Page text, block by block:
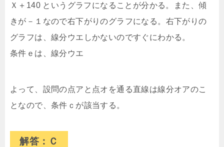
Ｘ＋140 というグラフになることが分かる。また、傾
きが－１なので右下がりのグラフになる。右下がりの
グラフは、線分ウエしかないのですぐにわかる。
条件ｅは、線分ウエ
よって、設問の点アと点オを通る直線は線分オアのこ
となので、条件ｃが該当する。
解答：Ｃ